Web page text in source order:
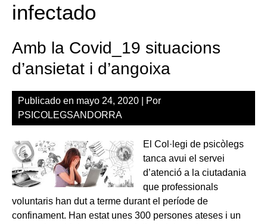
infectado
Amb la Covid_19 situacions
d’ansietat i d’angoixa
Publicado en mayo 24, 2020 | Por
PSICOLEGSANDORRA
El Col·legi de psicòlegs
tanca avui el servei
d’atenció a la ciutadania
que professionals
voluntaris han dut a terme durant el període de
confinament. Han estat unes 300 persones ateses i un